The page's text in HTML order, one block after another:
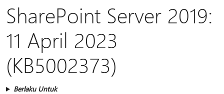
SharePoint Server 2019:
11 April 2023
(KB5002373)
Berlaku Untuk